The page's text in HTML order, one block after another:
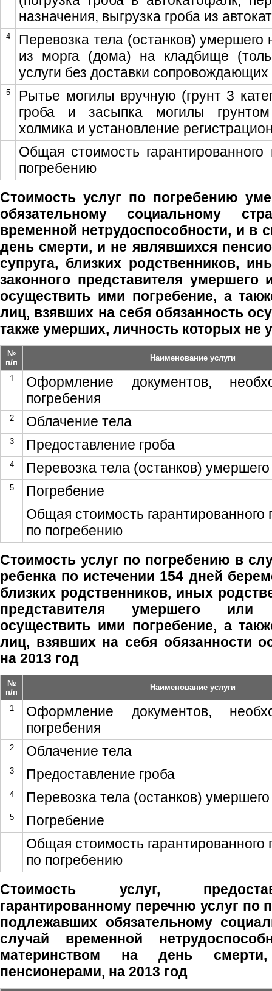
назначения, выгрузка гроба из
4
Перевозка тела (останков) умершего
из морга (дома) на кладбище
услуги без доставки
5
Рытье могилы вручную (грунт 3
гроба и засыпка могилы
холмика и установление
Общая стоимость гарантированного
погребению
Стоимость услуг по погребению
обязательному социальному
временной нетрудоспособности, и в
день смерти, и не являвшихся
супруга, близких родственников,
законного представителя умершего
осуществить ими погребение, а
лиц, взявших на себя обязанность
также умерших, личность которых не
№
п/п
Наименование услуги
1
Оформление документов,
погребения
2 Облачение тела
3 Предоставление гроба
4 Перевозка тела (останков)
5
Погребение
Общая стоимость гарантированного
по погребению
Стоимость услуг по погребению в
ребенка по истечении 154 дней
близких родственников, иных
представителя умершего или
осуществить ими погребение, а
лиц, взявших на себя обязанности
на 2013 год
№
п/п
Наименование услуги
1
Оформление документов,
погребения
2 Облачение тела
3 Предоставление гроба
4 Перевозка тела (останков)
5
Погребение
Общая стоимость гарантированного
по погребению
Стоимость услуг,
гарантированному перечню услуг по
подлежавших обязательному
случай временной
материнством на день
пенсионерами, на 2013 год